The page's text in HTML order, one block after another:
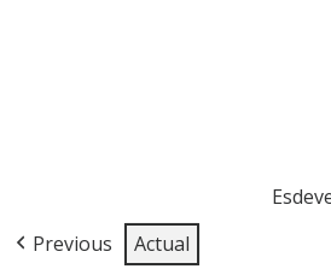
Previous
Actual